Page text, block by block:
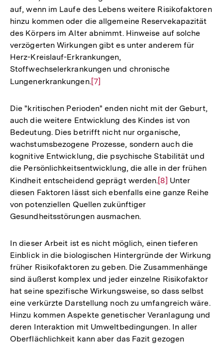
auf, wenn im Laufe des Lebens weitere Risikofaktoren
hinzu kommen oder die allgemeine Reservekapazität
des Körpers im Alter abnimmt. Hinweise auf solche
verzögerten Wirkungen gibt es unter anderem für
Herz-Kreislauf-Erkrankungen,
Stoffwechselerkrankungen und chronische
Lungenerkrankungen.Zur
der
Fußnote
[7]
Die "kritischen Perioden" enden nicht mit der Geburt,
auch die weitere Entwicklung des Kindes ist von
Bedeutung. Dies betrifft nicht nur organische,
wachstumsbezogene Prozesse, sondern auch die
kognitive Entwicklung, die psychische Stabilität und
die Persönlichkeitsentwicklung, die alle in der frühen
Kindheit entscheidend geprägt werden.Zur
Auflösung
[8] Unter
diesen Faktoren lässt sich ebenfalls eine ganze Reihe
von potenziellen Quellen zukünftiger
Gesundheitsstörungen ausmachen.
In dieser Arbeit ist es nicht möglich, einen tieferen
Einblick in die biologischen Hintergründe der Wirkung
früher Risikofaktoren zu geben. Die Zusammenhänge
sind äußerst komplex und jeder einzelne Risikofaktor
hat seine spezifische Wirkungsweise, so dass selbst
eine verkürzte Darstellung noch zu umfangreich wäre.
Hinzu kommen Aspekte genetischer Veranlagung und
deren Interaktion mit Umweltbedingungen. In aller
Oberflächlichkeit kann aber das Fazit gezogen